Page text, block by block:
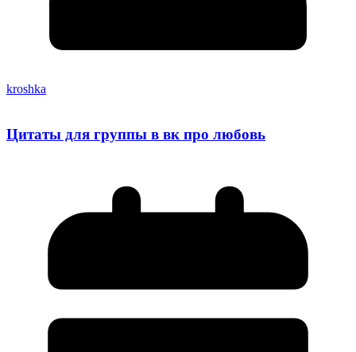
kroshka
Цитаты для группы в вк про любовь